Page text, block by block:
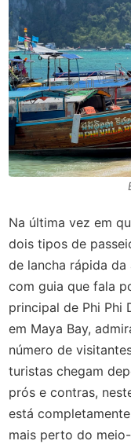
Na última vez em
dois tipos de
de lancha rápida
com guia que fala
principal de Phi Phi
em Maya Bay,
número de
turistas chegam
prós e contras,
está
mais perto do